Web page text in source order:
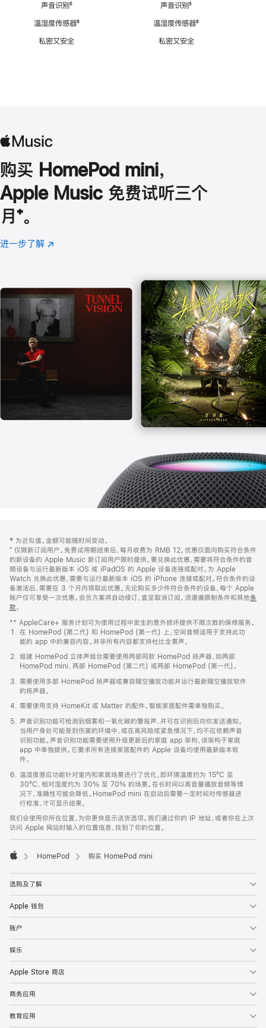
声音识别脚
⁵
温湿度传感器脚
⁶
私密又安全
声音识别脚
⁵
温湿度传感器脚
⁶
私密又安全
购买 HomePod mini，
Apple Music 免费试听三个
月 脚
注
⁺。
进一步了解 Apple
(在
口
中
打
开)
页
页
脚
注
‡ 为近似值。金额可能随时间变动。
⁺ 仅限新订阅用户。免费试用期结束后，每月收费为 RMB 12。优惠仅面向购买符合条件
的新设备的 Apple Music 新订阅用户限时提供。要兑换此优惠，需要将符合条件的音
频设备与运行最新版本 iOS 或 iPadOS 的 Apple 设备连接或配对。为 Apple
Watch 兑换此优惠，需要与运行最新版本 iOS 的 iPhone 连接或配对。符合条件的设
备激活后，需要在 3 个月内领取此优惠。无论购买多少件符合条件的设备，每个 Apple
账户仅可享受一次优惠。会员方案将自动续订，直至取消订阅。须遵循限制条件和其他条
款。
窗
口
中
打
开)
** AppleCare+ 服务计划可为使用过程中发生的意外损坏提供不限次数的保修服务。
在 HomePod (第二代) 和 HomePod (第一代) 上，空间音频适用于支持此功
能的 app 中的兼容内容。并非所有内容都支持杜比全景声。
组建 HomePod 立体声组合需要使用两部同款 HomePod 扬声器，如两部
HomePod mini、两部 HomePod (第二代) 或两部 HomePod (第一代)。
需要使用多部 HomePod 扬声器或兼容隔空播放功能并运行最新隔空播放软件
的扬声器。
需要使用支持 HomeKit 或 Matter 的配件。智能家居配件需单独购买。
声音识别功能可检测到烟雾和一氧化碳的警报声，并可在识别后向你发送通知。
当用户身处可能受到伤害的环境中，或在高风险或紧急情况下，均不应依赖声音
识别功能。声音识别功能需要使用升级更新后的家庭 app 架构，该架构于家庭
app 中单独提供。它要求所有连接家居配件的 Apple 设备均使用最新版本软
件。
温湿度感应功能针对室内和家居场景进行了优化，即环境温度约为 15ºC 至
30ºC、相对湿度约为 30% 至 70% 的场景。在长时间以高音量播放音频等情
况下，准确性可能会降低。HomePod mini 在启动后需要一定时间对传感器进
行校准，才可显示结果。
我们会使用你所在位置，为你更快显示送货选项。我们通过你的 IP 地址，或者你在上次
访问 Apple 网站时输入的位置信息，找到了你的位置。
HomePod 购买 HomePod mini
选购及了解
Apple 钱包
账户
娱乐
Apple Store 商店
商务应用
教育应用